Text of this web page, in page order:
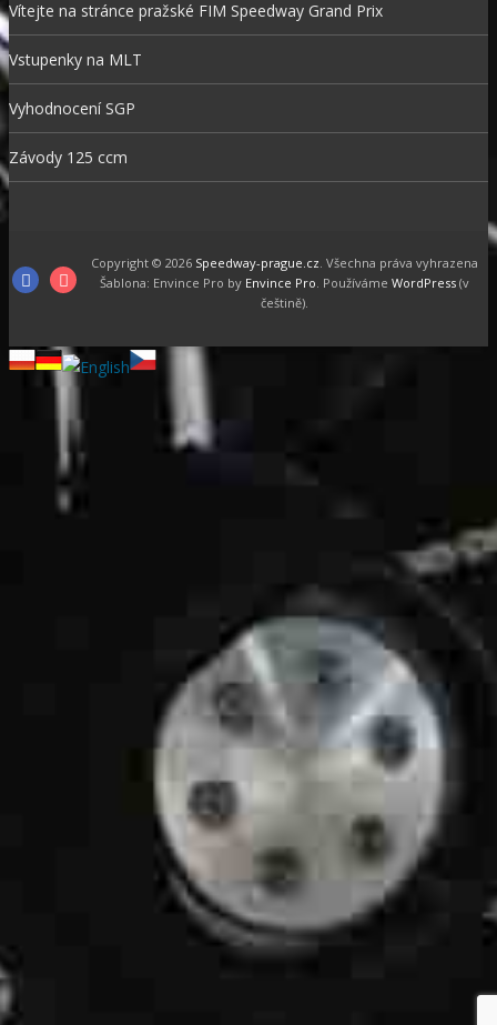
Vítejte na stránce pražské FIM Speedway Grand Prix
Vstupenky na MLT
Vyhodnocení SGP
Závody 125 ccm
FacebookInstagram
Copyright © 2026 Speedway-prague.cz. Všechna práva vyhrazena
Šablona: Envince Pro by Envince Pro. Používáme WordPress(v
češtině).